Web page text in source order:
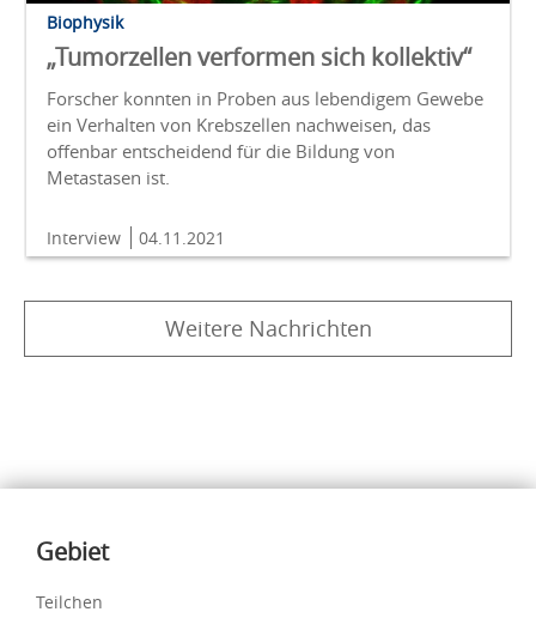
Biophysik
„Tumorzellen verformen sich kollektiv“
Forscher konnten in Proben aus lebendigem Gewebe
ein Verhalten von Krebszellen nachweisen, das
offenbar entscheidend für die Bildung von
Metastasen ist.
Interview 04.11.2021
Weitere Nachrichten
Inhalte
Gebiet
Teilchen